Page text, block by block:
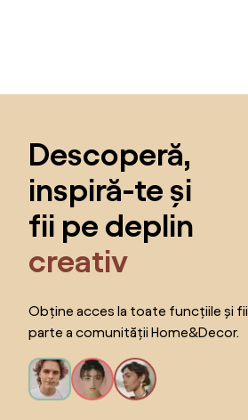
Descoperă,
inspiră-te și
fii pe deplin
creativ
Obține acces la toate funcțiile și fii
parte a comunității Home&Decor.